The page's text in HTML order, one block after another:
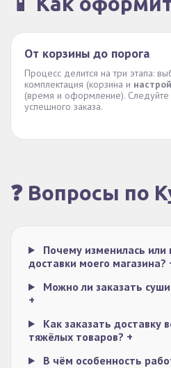
От корзины до порога
Процесс делится на три этапа:
комплектация (корзина и
(время и оформление).
успешного заказа.
❓ Вопросы по
Почему изменилась или
доставки моего магазина?
Можно ли заказать
+
Как заказать доставку
тяжёлых товаров? +
В чём особенность